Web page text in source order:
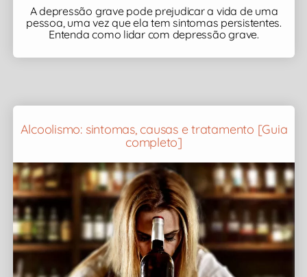
A depressão grave pode prejudicar a vida de uma
pessoa, uma vez que ela tem sintomas persistentes.
Entenda como lidar com depressão grave.
Alcoolismo: sintomas, causas e tratamento [Guia
completo]